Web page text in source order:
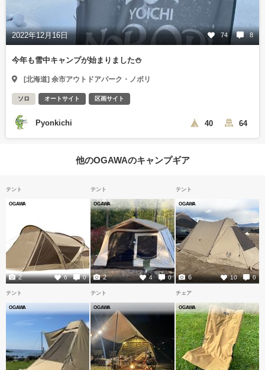
2022年12月16日 74 8
今年も雪中キャンプが始まりました⛄️
[北海道] 余市アウトドアパーク・ノボリ
ソロ オートサイト 区画サイト
Pyonkichi 40 64
他のOGAWAのキャンプギア
テント
OGAWA
6 0
2
テント
OGAWA
4 0
2
テント
OGAWA
10 0
6
テント
OGAWA
テント
OGAWA
チェア
OGAWA